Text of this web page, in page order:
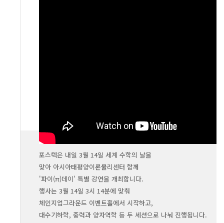
포스텍은 내일 3월 14일 세계 수학의 날을
맞아 아시아태평양이론물리센터 함께
'파이(π)데이' 특별 강연을 개최합니다.
행사는 3월 14일 3시 14분에 맞춰
체인지업그라운드 이벤트홀에서 시작하고,
대수기하학, 중력과 양자역학 등 두 세션으로 나눠 진행됩니다.